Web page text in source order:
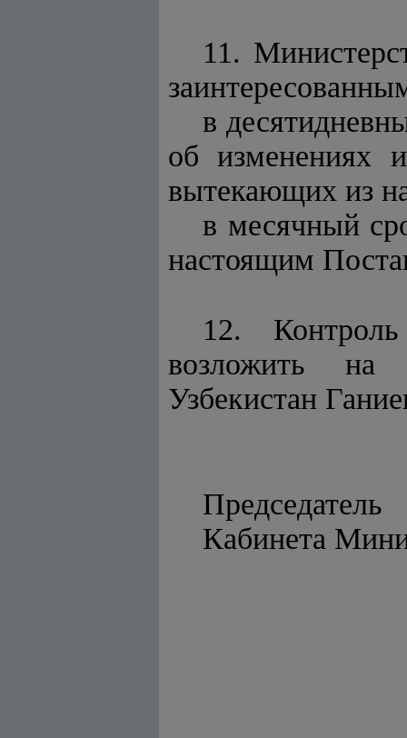
11.
в
об изменениях
вытекающих из
в месячный
настоящим
12.
возложить на
Узбекистан
Председатель